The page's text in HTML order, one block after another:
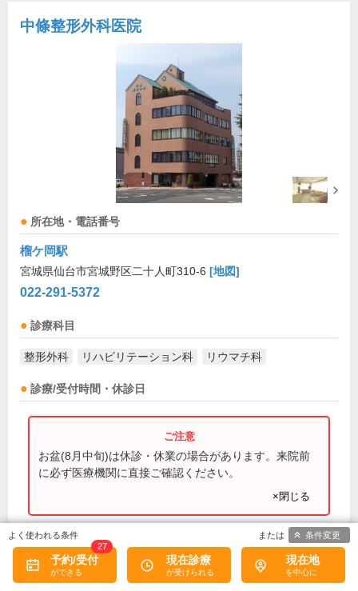
中條整形外科医院
所在地・電話番号
榴ケ岡駅
宮城県仙台市宮城野区二十人町310-6 [地図]
022-291-5372
診療科目
整形外科 リハビリテーション科 リウマチ科
診療/受付時間・休診日
お盆(8月中旬)は休診・休業の場合があります。来院前
に必ず医療機関に直接ご確認ください。
×閉じる
休診日: 日、祝
備考: 新患・初診(半年以上来院の無い方も含む)受付
時間
予約/受付
27
現在診療 現在地
条件変更